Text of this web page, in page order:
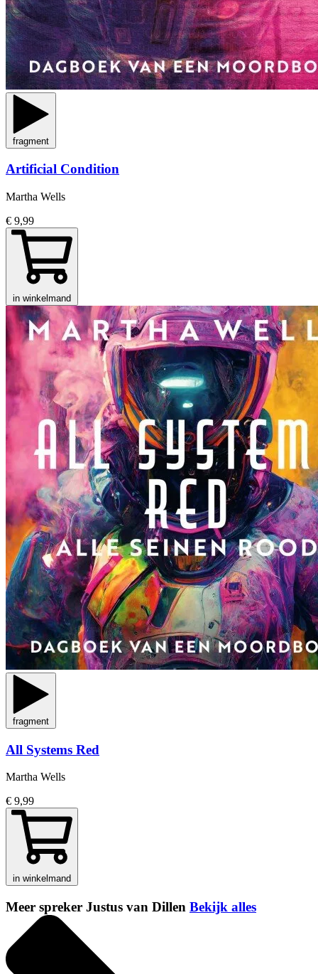
fragment
Artificial Condition
Martha Wells
€ 9,99
in winkelmand
fragment
All Systems Red
Martha Wells
€ 9,99
in winkelmand
Meer spreker Justus van Dillen Bekijk alles